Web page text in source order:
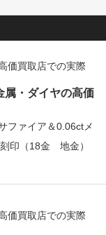
価買取店での実際
属・ダイヤの高価
ァイア＆0.06ctメ
印（18金 地金）
価買取店での実際